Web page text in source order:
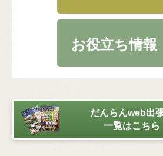
お役立ち情報
だんらんweb出
一覧はこちら